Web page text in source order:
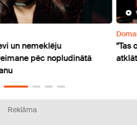
un nemeklēju
pēc nopludinātā
"Tas
Reklāma